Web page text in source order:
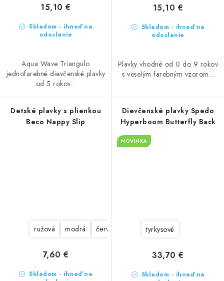
Skladom - ihneď na
odoslanie
15,10 €
Aqua Wave Triangulo
jednofarebné dievčenské plavky
od 5 rokov...
Skladom - ihneď na
odoslanie
15,10 €
Plavky vhodné od 0 do 9 rokov
s veselým farebným vzorom...
Detské plavky s plienkou
Beco Nappy Slip
ružová modrá červené
Skladom - ihneď na
7,60 €
Dievčenské plavky Spedo
Hyperboom Butterfly Back
NOVINKA
tyrkysové
Skladom - ihneď na
33,70 €